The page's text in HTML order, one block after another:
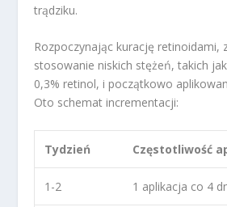
trądziku.
Rozpoczynając kurację retinoidami,
stosowanie niskich stężeń, takich
0,3% retinol, i początkowo
Oto schemat incrementacji:
Tydzień Częstotliwość
1-2 1 aplikacja co 4